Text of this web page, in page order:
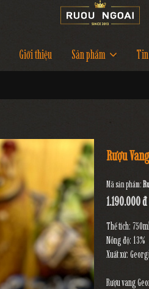
Giới thiệu Sản phẩm
Rượu
Mã sản phẩm:
1.190.000 đ
Thể tích:
Nồng độ: 13%
Xuất xứ:
Rượu vang